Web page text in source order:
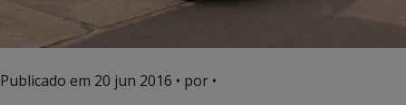
Publicado em 20 jun 2016 • por •